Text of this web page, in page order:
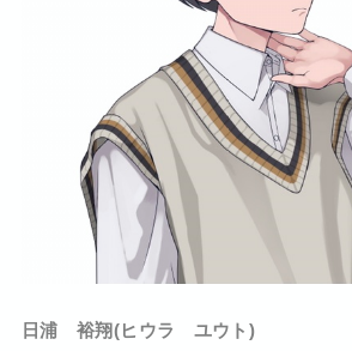
日浦 裕翔(ヒウラ ユウト)